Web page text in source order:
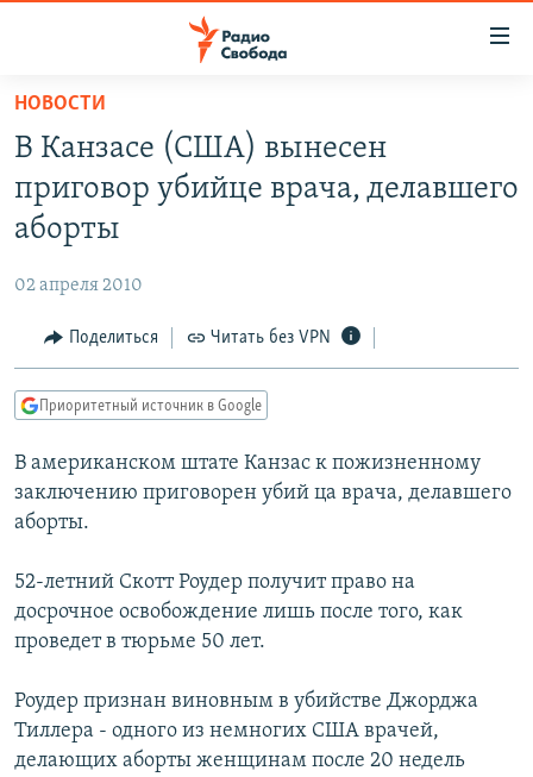
упрощенного
доступа
основному
Вернутся
Вернутся
поиску
АВТОРСКИЕ ПРОЕКТЫ
МНЕНИЯ
КУЛЬТУРА
КАВКАЗ.РЕАЛИИ
СЕВЕР.РЕАЛИИ
СИБИРЬ.РЕАЛИИ
ПОДПИШИТЕСЬ НА РАССЫЛКУ
НОВОСТИ
В Канзасе (США) вынесен
приговор убийце врача, делавшего
аборты
02 апреля 2010
Поделиться Читать без VPN
Приоритетный источник в Google
В американском штате Канзас к пожизненному
заключению приговорен убий ца врача, делавшего
аборты.
52-летний Скотт Роудер получит право на
досрочное освобождение лишь после того, как
проведет в тюрьме 50 лет.
Роудер признан виновным в убийстве Джорджа
Тиллера - одного из немногих США врачей,
делающих аборты женщинам после 20 недель